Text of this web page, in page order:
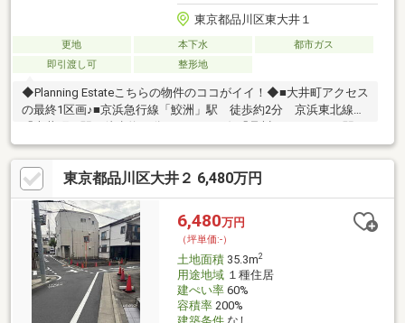
東京都品川区東大井１
更地 本下水
都市ガス
即引渡し可
整形地
◆Planning Estateこちらの物件のココがイイ！◆■大井町アクセス
の最終1区画♪■京浜急行線「鮫洲」駅 徒歩約2分 京浜東北線
「大井町」駅 徒歩約12分 りんかい線 「品川シーサイド」駅
徒歩約13分 3駅3路線利用可能な好立地♪■参考プラン：２
SLDK、車庫付き 17帖の広々としたリビング 前面道路6.1ｍと
開放感ある 立地となっております！■自由設計・車庫ありプラ
ンございます♪ 資料請求下さい！お気軽にご見学可能です！他の
気になる物件とご一緒にご見学していただけます♪
東京都品川区大井２ 6,480万円
6,480万円
（坪単価:-）
土地面積35.3m2
用途地域１種住居
建ぺい率60%
容積率200%